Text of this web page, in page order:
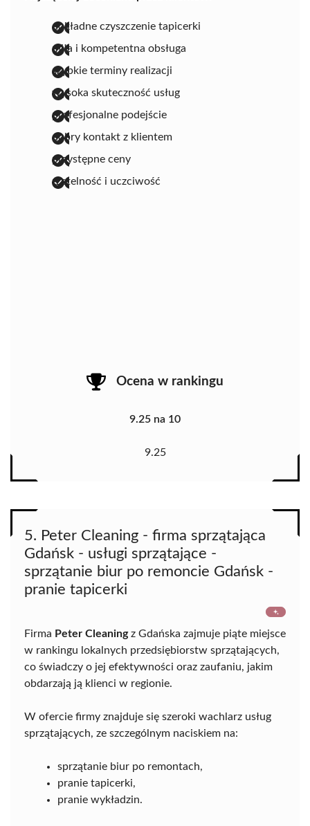
dokładne czyszczenie tapicerki
miła i kompetentna obsługa
szybkie terminy realizacji
wysoka skuteczność usług
profesjonalne podejście
dobry kontakt z klientem
przystępne ceny
rzetelność i uczciwość
Ocena w rankingu
9.25 na 10
9.25
5. Peter Cleaning - firma sprzątająca
Gdańsk - usługi sprzątające -
sprzątanie biur po remoncie Gdańsk -
pranie tapicerki
Firma Peter Cleaningz Gdańska zajmuje piąte miejsce
w rankingu lokalnych przedsiębiorstw sprzątających,
co świadczy o jej efektywności oraz zaufaniu, jakim
obdarzają ją klienci w regionie.
W ofercie firmy znajduje się szeroki wachlarz usług
sprzątających, ze szczególnym naciskiem na:
sprzątanie biur po remontach,
pranie tapicerki,
pranie wykładzin.